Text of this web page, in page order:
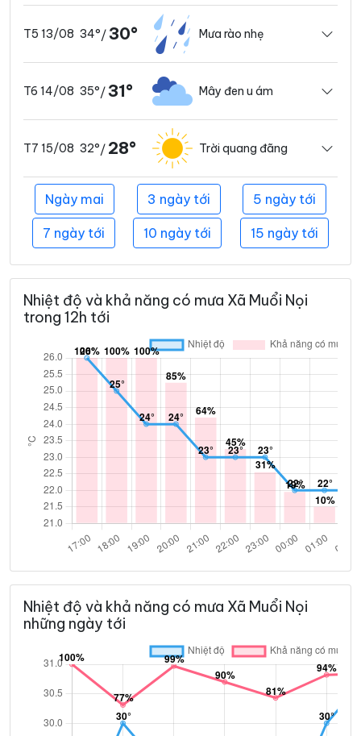
T5 13/08 34°/ 30° Mưa rào nhẹ
T6 14/08 35°/ 31° Mây đen u ám
T7 15/08 32°/ 28° Trời quang đãng
Ngày mai 3 ngày tới 5 ngày tới
7 ngày tới 10 ngày tới 15 ngày tới
Nhiệt độ và khả năng có mưa Xã Muổi Nọi
trong 12h tới
Nhiệt độ và khả năng có mưa Xã Muổi Nọi
những ngày tới